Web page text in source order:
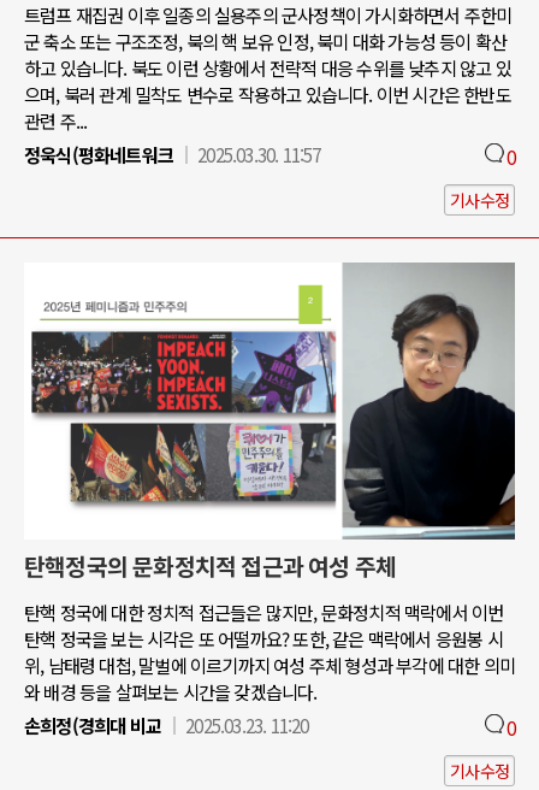
트럼프 재집권 이후 일종의 실용주의 군사정책이 가시화하면서 주한미
군 축소 또는 구조조정, 북의 핵 보유 인정, 북미 대화 가능성 등이 확산
하고 있습니다. 북도 이런 상황에서 전략적 대응 수위를 낮추지 않고 있
으며, 북러 관계 밀착도 변수로 작용하고 있습니다. 이번 시간은 한반도
관련 주...
정욱식(평화네트워크
2025.03.30. 11:57 0
기사수정
탄핵정국의 문화정치적 접근과 여성 주체
탄핵 정국에 대한 정치적 접근들은 많지만, 문화정치적 맥락에서 이번
탄핵 정국을 보는 시각은 또 어떨까요? 또한, 같은 맥락에서 응원봉 시
위, 남태령 대첩, 말벌에 이르기까지 여성 주체 형성과 부각에 대한 의미
와 배경 등을 살펴보는 시간을 갖겠습니다.
손희정(경희대 비교
2025.03.23. 11:20 0
기사수정